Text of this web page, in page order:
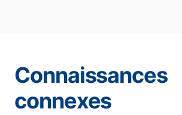
Connaissances
connexes